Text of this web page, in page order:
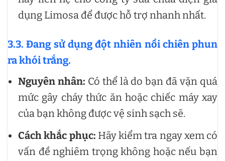
dụng Limosa để được hỗ trợ nhanh nhất.
3.3. Đang sử dụng đột nhiên nồi chiên phun
ra khói trắng.
Nguyên nhân: Có thể là do bạn đã vặn quá
mức gây cháy thức ăn hoặc chiếc máy xay
của bạn không được vệ sinh sạch sẽ.
Cách khắc phục: Hãy kiểm tra ngay xem có
vấn đề nghiêm trọng không hoặc nếu bạn